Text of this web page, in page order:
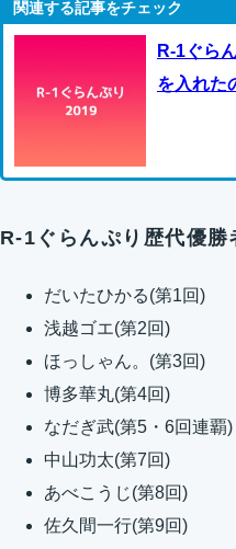
R-1ぐら
を入れた
R-1ぐらんぷり歴代優勝
だいたひかる(第1回)
浅越ゴエ(第2回)
ほっしゃん。(第3回)
博多華丸(第4回)
なだぎ武(第5・6回連覇)
中山功太(第7回)
あべこうじ(第8回)
佐久間一行(第9回)